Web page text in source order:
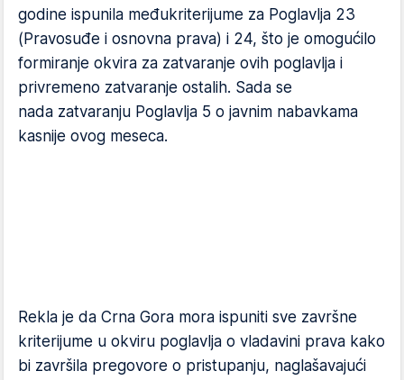
godine ispunila međukriterijume za Poglavlja 23
(Pravosuđe i osnovna prava) i 24, što je omogućilo
formiranje okvira za zatvaranje ovih poglavlja i
privremeno zatvaranje ostalih. Sada se
nada zatvaranju Poglavlja 5 o javnim nabavkama
kasnije ovog meseca.
Rekla je da Crna Gora mora ispuniti sve završne
kriterijume u okviru poglavlja o vladavini prava kako
bi završila pregovore o pristupanju, naglašavajući